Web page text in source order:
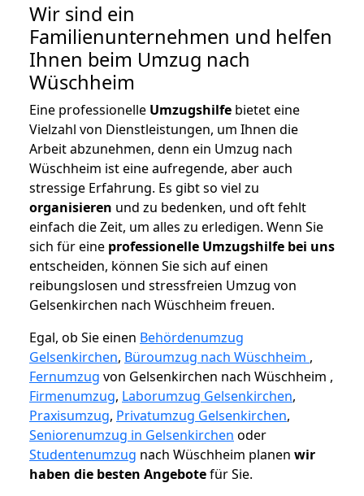
Wir sind ein
Familienunternehmen und helfen
Ihnen beim Umzug nach
Wüschheim
Eine professionelle Umzugshilfe bietet eine
Vielzahl von Dienstleistungen, um Ihnen die
Arbeit abzunehmen, denn ein Umzug nach
Wüschheim ist eine aufregende, aber auch
stressige Erfahrung. Es gibt so viel zu
organisieren und zu bedenken, und oft fehlt
einfach die Zeit, um alles zu erledigen. Wenn Sie
sich für eine professionelle Umzugshilfe bei uns
entscheiden, können Sie sich auf einen
reibungslosen und stressfreien Umzug von
Gelsenkirchen nach Wüschheim freuen.
Egal, ob Sie einen Behördenumzug
Gelsenkirchen, Büroumzug nach Wüschheim ,
Fernumzug von Gelsenkirchen nach Wüschheim ,
Firmenumzug, Laborumzug Gelsenkirchen,
Praxisumzug, Privatumzug Gelsenkirchen,
Seniorenumzug in Gelsenkirchen oder
Studentenumzug nach Wüschheim planen wir
haben die besten Angebotefür Sie.